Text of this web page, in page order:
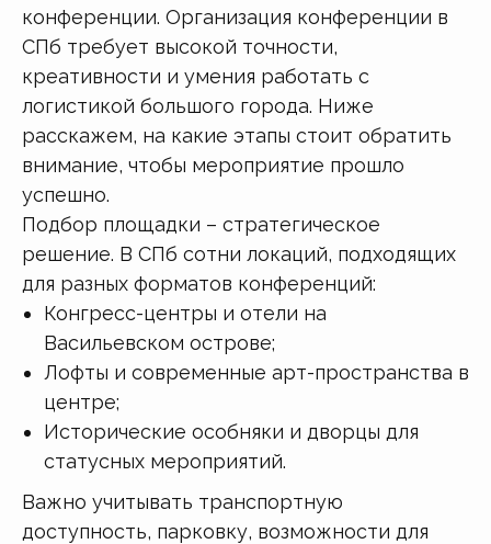
конференции. Организация конференции в
СПб требует высокой точности,
креативности и умения работать с
логистикой большого города. Ниже
расскажем, на какие этапы стоит обратить
внимание, чтобы мероприятие прошло
успешно.
Подбор площадки – стратегическое
решение. В СПб сотни локаций, подходящих
для разных форматов конференций:
Конгресс-центры и отели на
Васильевском острове;
Лофты и современные арт-пространства в
центре;
Исторические особняки и дворцы для
статусных мероприятий.
Важно учитывать транспортную
доступность, парковку, возможности для